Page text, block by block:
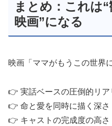
まとめ：これは
映画”になる
映画「ママがもうこの世界
👉 実話ベースの圧倒的リア
👉 命と愛を同時に描く深さ
👉 キャストの完成度の高さ